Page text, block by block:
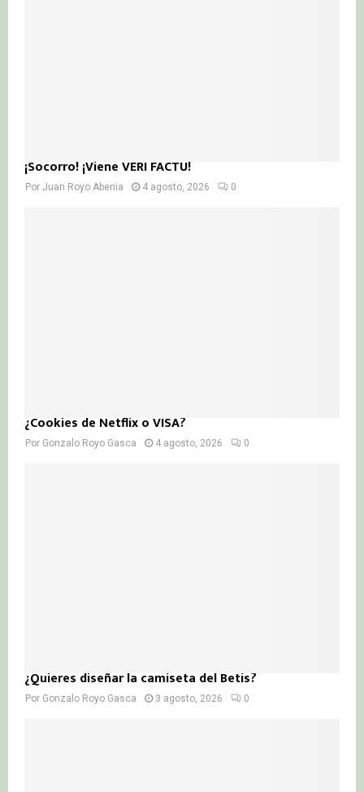
¡Socorro! ¡Viene VERI FACTU!
Por Juan Royo Abenia 4 agosto, 2026 0
¿Cookies de Netflix o VISA?
Por Gonzalo Royo Gasca 4 agosto, 2026 0
¿Quieres diseñar la camiseta del Betis?
Por Gonzalo Royo Gasca 3 agosto, 2026 0